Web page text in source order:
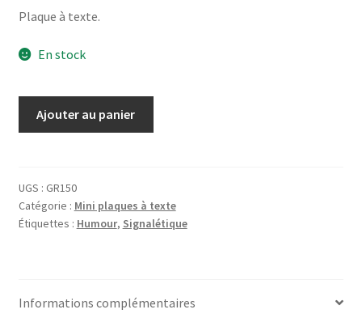
Plaque à texte.
En stock
gaulois
réfractaire
Ajouter au panier
UGS : GR150
Catégorie : Mini plaques à texte
Étiquettes : Humour, Signalétique
Informations complémentaires